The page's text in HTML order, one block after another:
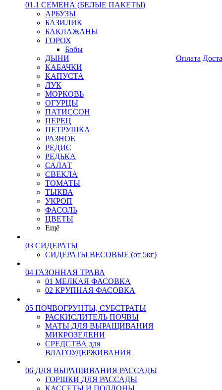
01.1 СЕМЕНА (БЕЛЫЕ ПАКЕТЫ)
АРБУЗЫ
БАЗИЛИК
БАКЛАЖАНЫ
ГОРОХ
Бобы
ДЫНИ
КАБАЧКИ
КАПУСТА
ЛУК
МОРКОВЬ
ОГУРЦЫ
ПАТИССОН
ПЕРЕЦ
ПЕТРУШКА
РАЗНОЕ
РЕДИС
РЕДЬКА
САЛАТ
СВЕКЛА
ТОМАТЫ
ТЫКВА
УКРОП
ФАСОЛЬ
ЦВЕТЫ
Ещё
03 СИДЕРАТЫ
СИДЕРАТЫ ВЕСОВЫЕ (от 5кг)
04 ГАЗОННАЯ ТРАВА
01 МЕЛКАЯ ФАСОВКА
02 КРУПНАЯ ФАСОВКА
05 ПОЧВОГРУНТЫ, СУБСТРАТЫ
РАСКИСЛИТЕЛЬ ПОЧВЫ
МАТЫ ДЛЯ ВЫРАЩИВАНИЯ
МИКРОЗЕЛЕНИ
СРЕДСТВА для
ВЛАГОУДЕРЖИВАНИЯ
06 ДЛЯ ВЫРАЩИВАНИЯ РАССАДЫ
ГОРШКИ ДЛЯ РАССАДЫ
КАССЕТЫ И ПОДДОНЫ
Оплата